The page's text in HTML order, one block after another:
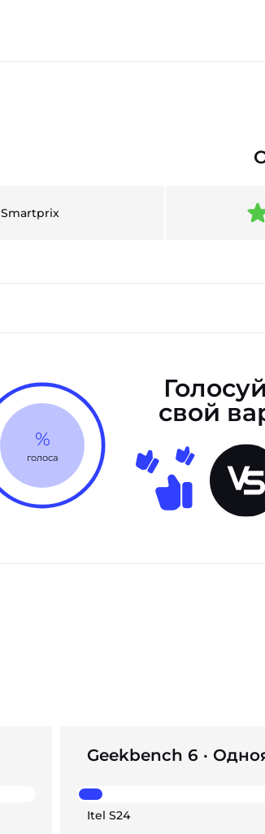
Smartprix
%
голоса
свой
Geekbench 6 ·
Itel S24